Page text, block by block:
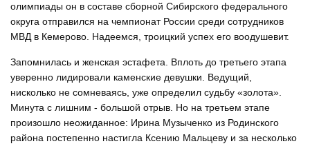
олимпиады он в составе сборной Сибирского федерального
округа отправился на чемпионат России среди сотрудников
МВД в Кемерово. Надеемся, троицкий успех его воодушевит.
Запомнилась и женская эстафета. Вплоть до третьего этапа
уверенно лидировали каменские девушки. Ведущий,
нисколько не сомневаясь, уже определил судьбу «золота».
Минута с лишним - большой отрыв. Но на третьем этапе
произошло неожиданное: Ирина Музыченко из Родинского
района постепенно настигла Ксению Мальцеву и за несколько